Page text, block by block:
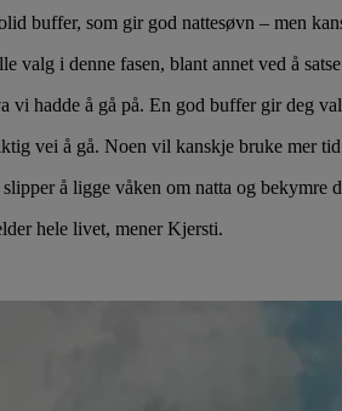
buffer, som gir god nattesøvn – men
valg i denne fasen, blant annet ved å
hadde å gå på. En god buffer gir deg
vei å gå. Noen vil kanskje bruke mer
å ligge våken om natta og bekymre
hele livet, mener Kjersti.